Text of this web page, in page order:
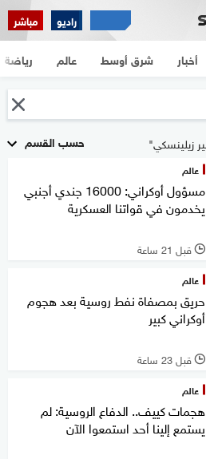
راديو مباشر
أخبار شرق أوسط عالم رياضة
حسب القسم
عالم
مسؤول أوكراني: 16000 جندي أجنبي
يخدمون في قواتنا العسكرية
l قبل 21 ساعة
عالم
حريق بمصفاة نفط روسية بعد هجوم
أوكراني كبير
l قبل 23 ساعة
عالم
هجمات كييف.. الدفاع الروسية: لم
يستمع إلينا أحد استمعوا الآن